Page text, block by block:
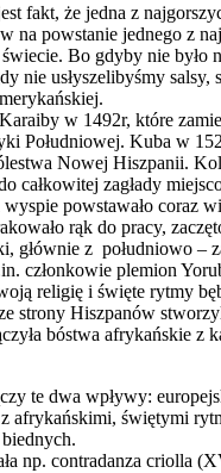
fakt, że jedna z
na powstanie jednego z
Bo gdyby nie było
nie usłyszelibyśmy salsy,
w 1492r, które
Południowej. Kuba w
Nowej Hiszpanii.
całkowitej zagłady
powstawało coraz
rąk do pracy,
głównie z południowo –
członkowie plemion
religię i święte rytmy
strony Hiszpanów
bóstwa afrykańskie z
te dwa wpływy:
afrykańskimi, świętymi
np. contradanza criolla